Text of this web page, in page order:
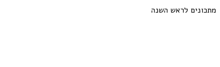
מתכונים לראש השנה